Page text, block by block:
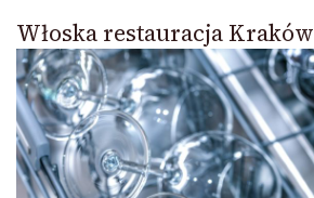
Włoska restauracja Kraków